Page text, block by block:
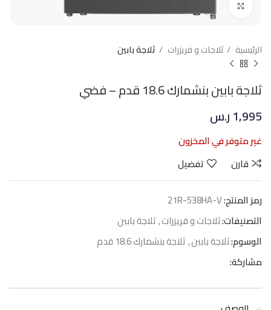
الرئيسية ثلاجات و فريزرات ثلاجة بابين
ثلاجة بابين بنشمارك 18.6 قدم – فضي
1,995ر.س
غير متوفر في المخزون
قارن
تفضيل
رمز المنتج:21R-538HA-V
التصنيفات:ثلاجات و فريزرات,ثلاجة بابين
الوسوم:ثلاجة بابين,ثلاجة بنشمارك 18.6 قدم
مشاركة: